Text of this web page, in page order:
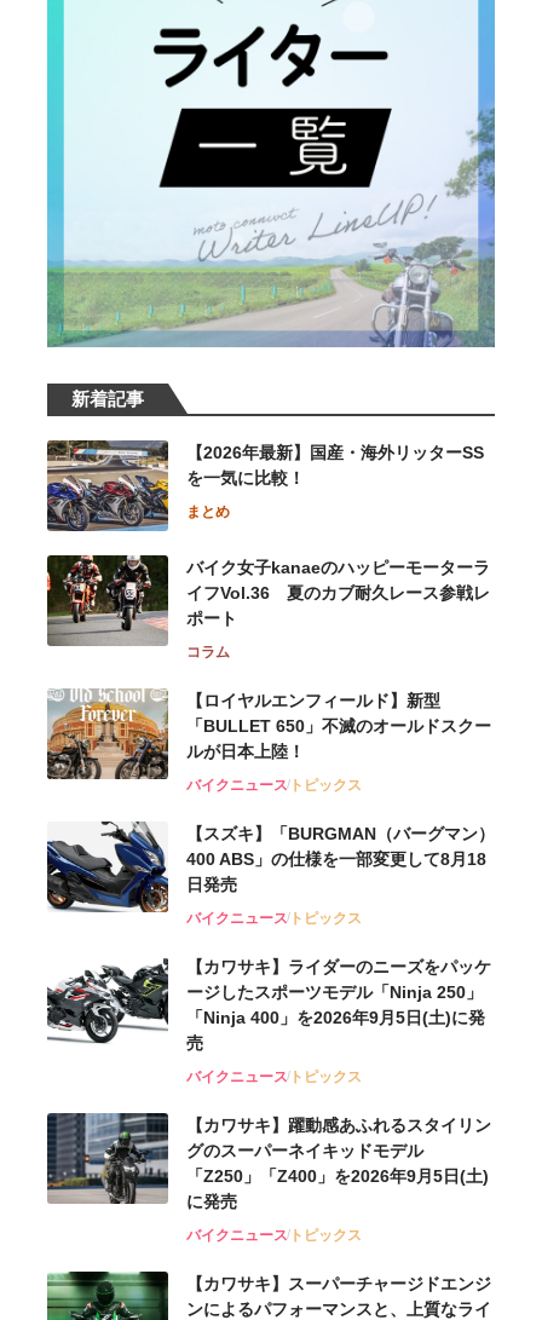
新着記事
【2026年最新】国産・海外リッターSS
を一気に比較！
まとめ
バイク女子kanaeのハッピーモーターラ
イフVol.36 夏のカブ耐久レース参戦レ
ポート
コラム
【ロイヤルエンフィールド】新型
「BULLET 650」不滅のオールドスクー
ルが⽇本上陸！
バイクニューストピックス
【スズキ】「BURGMAN（バーグマン）
400 ABS」の仕様を一部変更して8月18
日発売
バイクニューストピックス
【カワサキ】ライダーのニーズをパッケ
ージしたスポーツモデル「Ninja 250」
「Ninja 400」を2026年9月5日(土)に発
売
バイクニューストピックス
【カワサキ】躍動感あふれるスタイリン
グのスーパーネイキッドモデル
「Z250」「Z400」を2026年9月5日(土)
に発売
バイクニューストピックス
【カワサキ】スーパーチャージドエンジ
ンによるパフォーマンスと、上質なライ